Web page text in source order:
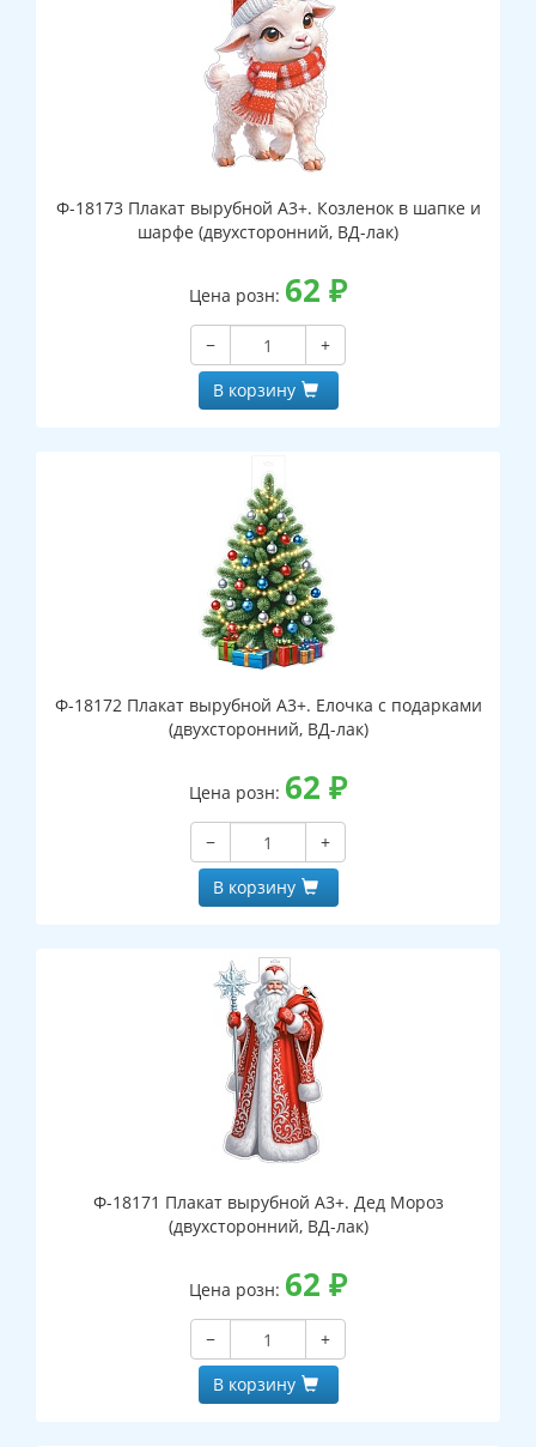
Ф-18173 Плакат вырубной А3+. Козленок в шапке и
шарфе (двухсторонний, ВД-лак)
Цена розн: 62 ₽
−
+
В корзину
Ф-18172 Плакат вырубной А3+. Елочка с подарками
(двухсторонний, ВД-лак)
Цена розн: 62 ₽
−
+
В корзину
Ф-18171 Плакат вырубной А3+. Дед Мороз
(двухсторонний, ВД-лак)
Цена розн: 62 ₽
−
+
В корзину